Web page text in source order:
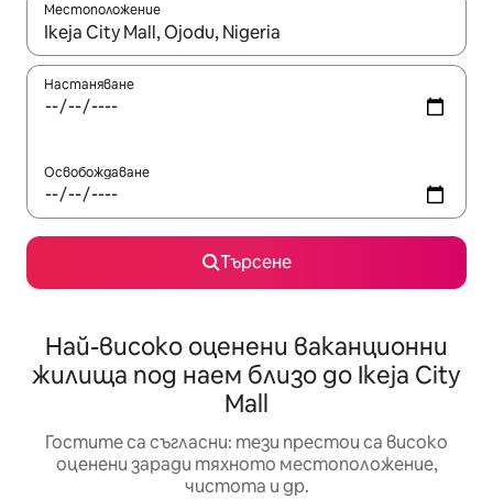
Местоположение
Когато резултатите се покажат, използвайте
Настаняване
Освобождаване
Търсене
Най-високо оценени ваканционни
жилища под наем близо до Ikeja City
Mall
Гостите са съгласни: тези престои са високо
оценени заради тяхното местоположение,
чистота и др.